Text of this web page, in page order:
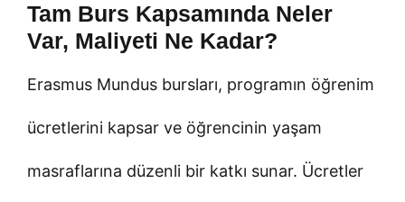
Tam Burs Kapsamında Neler
Var, Maliyeti Ne Kadar?
Erasmus Mundus bursları, programın öğrenim
ücretlerini kapsar ve öğrencinin yaşam
masraflarına düzenli bir katkı sunar. Ücretler